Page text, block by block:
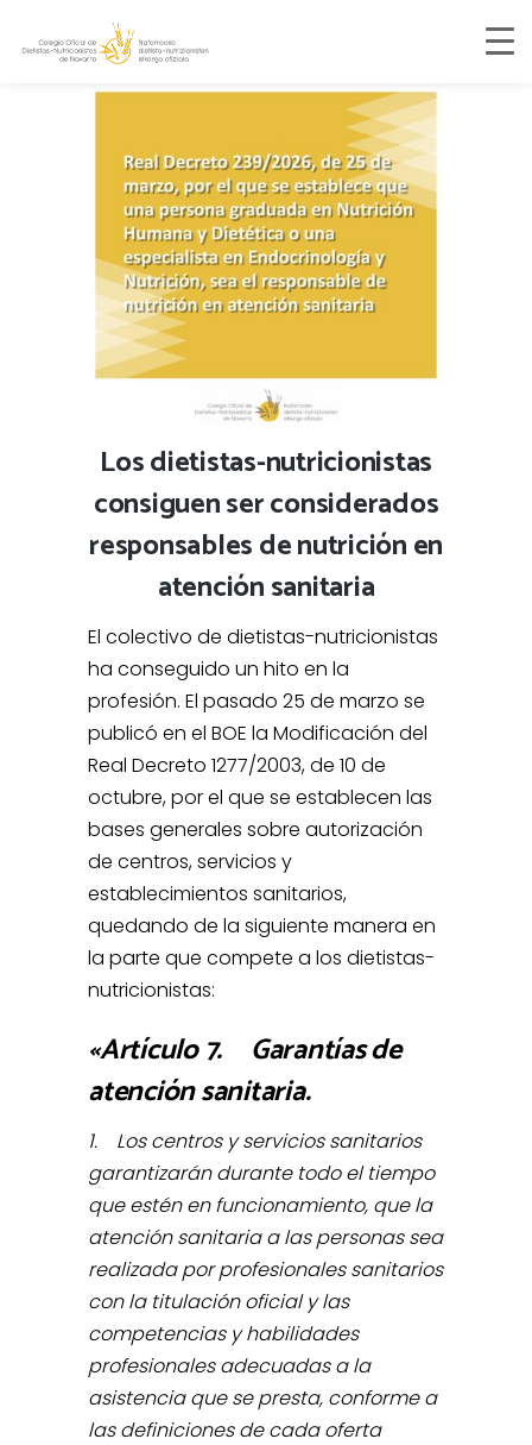
Los dietistas-nutricionistas
consiguen ser considerados
responsables de nutrición en
atención sanitaria
El colectivo de dietistas-nutricionistas
ha conseguido un hito en la
profesión. El pasado 25 de marzo se
publicó en el BOE la Modificación del
Real Decreto 1277/2003, de 10 de
octubre, por el que se establecen las
bases generales sobre autorización
de centros, servicios y
establecimientos sanitarios,
quedando de la siguiente manera en
la parte que compete a los dietistas-
nutricionistas:
«Artículo 7. Garantías de
atención sanitaria.
1. Los centros y servicios sanitarios
garantizarán durante todo el tiempo
que estén en funcionamiento, que la
atención sanitaria a las personas sea
realizada por profesionales sanitarios
con la titulación oficial y las
competencias y habilidades
profesionales adecuadas a la
asistencia que se presta, conforme a
las definiciones de cada oferta